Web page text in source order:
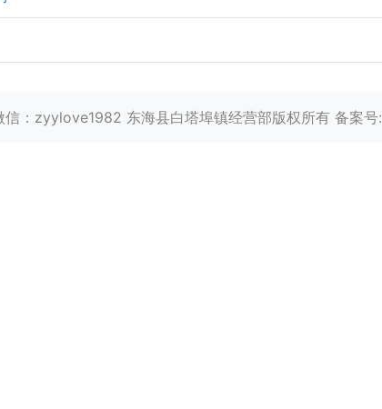
：zyylove1982 东海县白塔埠镇经营部版权所有 备案号: